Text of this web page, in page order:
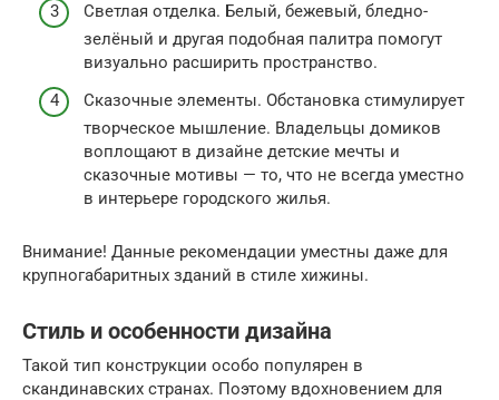
Светлая отделка. Белый, бежевый, бледно-
зелёный и другая подобная палитра помогут
визуально расширить пространство.
Сказочные элементы. Обстановка стимулирует
творческое мышление. Владельцы домиков
воплощают в дизайне детские мечты и
сказочные мотивы — то, что не всегда уместно
в интерьере городского жилья.
Внимание! Данные рекомендации уместны даже для
крупногабаритных зданий в стиле хижины.
Стиль и особенности дизайна
Такой тип конструкции особо популярен в
скандинавских странах. Поэтому вдохновением для